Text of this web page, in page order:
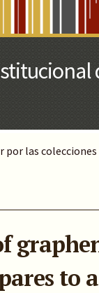
por las colecciones
to